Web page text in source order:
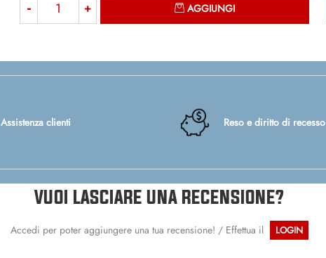
AGGIUNGI
Assistenza clienti Reso e diritto di recesso
VUOI LASCIARE UNA RECENSIONE?
Accedi per poter aggiungere una tua recensione! / Effettua il LOGIN